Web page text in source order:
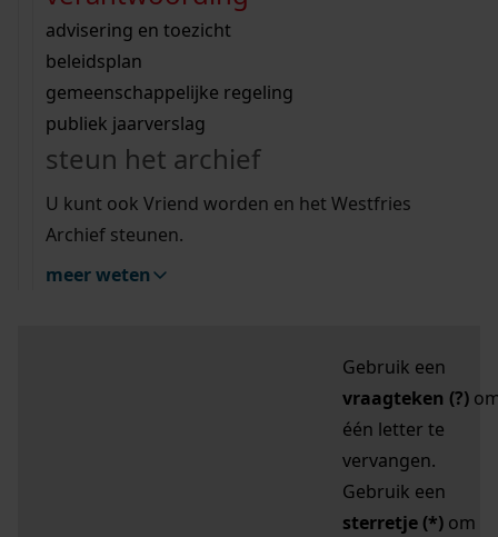
bouwvergunningen
omgevingsvergunningen
vergunningen
beeld en geluid
uitleg nodig?
Wij helpen u op weg met een aantal zoektips.
bekijk alle zoektips
Wij helpen u op weg met een aantal zoektips.
bekijk alle zoektips
bekijk ons geschiedenislokaal
advisering en toezicht
beleidsplan
gemeenschappelijke regeling
publiek jaarverslag
steun het archief
U kunt ook Vriend worden en het Westfries
Archief steunen.
meer weten
zoektips
Mijn Studiezaal (inloggen)
uw zoekopdracht te
Gebruik een
vraagteken (?)
één letter te
vervangen.
Gebruik een
sterretje (*) om